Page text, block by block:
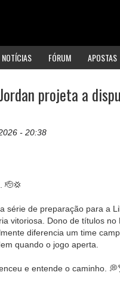
NOTÍCIAS FÓRUM APOSTAS
projeta a
- 20:38
🫡💢
série de preparação para a
vitoriosa. Dono de títulos
diferencia um time
quando o jogo aperta.
e entende o caminho.